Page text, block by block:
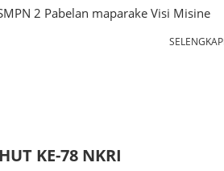
2 Pabelan maparake Visi Misine
KE-78 NKRI